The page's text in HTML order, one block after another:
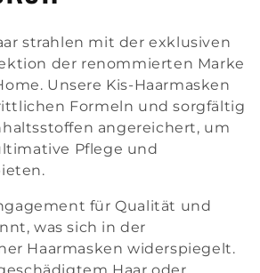
strahlen mit der exklusiven
der renommierten Marke
Unsere Kis-Haarmasken
Formeln und sorgfältig
angereichert, um
Pflege und
für Qualität und
was sich in der
Haarmasken widerspiegelt.